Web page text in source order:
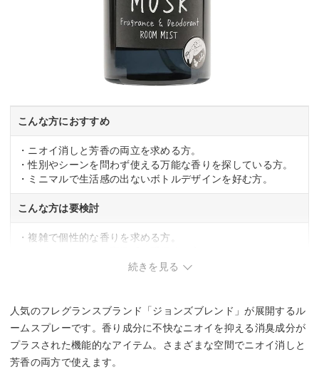
こんな方におすすめ
・ニオイ消しと芳香の両立を求める方。
・性別やシーンを問わず使える万能な香りを探している方。
・ミニマルで生活感の出ないボトルデザインを好む方。
こんな方は要検討
・複雑で個性的な香りを求める方。
続きを見る
人気のフレグランスブランド「ジョンズブレンド」が展開するル
ームスプレーです。香り成分に不快なニオイを抑える消臭成分が
プラスされた機能的なアイテム。さまざまな空間でニオイ消しと
芳香の両方で使えます。